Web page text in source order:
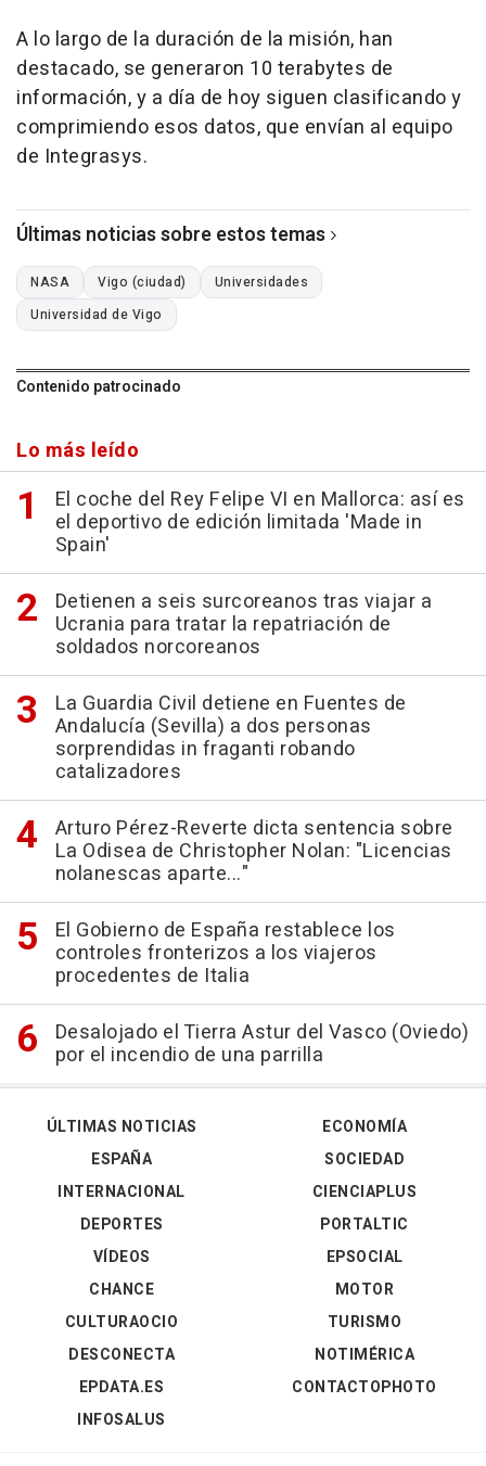
A lo largo de la duración de la misión, han
destacado, se generaron 10 terabytes de
información, y a día de hoy siguen clasificando y
comprimiendo esos datos, que envían al equipo
de Integrasys.
Últimas noticias sobre estos temas
NASA Vigo (ciudad)
Universidades
Universidad de Vigo
Contenido patrocinado
Lo más leído
El coche del Rey Felipe VI en Mallorca: así es
el deportivo de edición limitada 'Made in
Spain'
Detienen a seis surcoreanos tras viajar a
Ucrania para tratar la repatriación de
soldados norcoreanos
La Guardia Civil detiene en Fuentes de
Andalucía (Sevilla) a dos personas
sorprendidas in fraganti robando
catalizadores
Arturo Pérez-Reverte dicta sentencia sobre
La Odisea de Christopher Nolan: "Licencias
nolanescas aparte..."
El Gobierno de España restablece los
controles fronterizos a los viajeros
procedentes de Italia
Desalojado el Tierra Astur del Vasco (Oviedo)
por el incendio de una parrilla
ÚLTIMAS NOTICIAS
ESPAÑA
INTERNACIONAL
DEPORTES
VÍDEOS
ECONOMÍA
SOCIEDAD
CIENCIAPLUS
PORTALTIC
EPSOCIAL
CHANCE
CULTURAOCIO
DESCONECTA
EPDATA.ES
INFOSALUS
MOTOR
TURISMO
NOTIMÉRICA
CONTACTOPHOTO